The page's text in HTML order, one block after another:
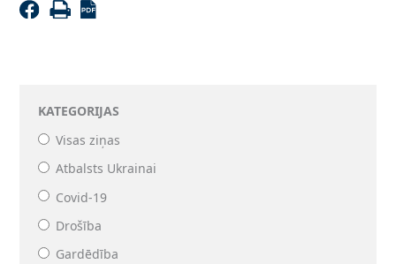
KATEGORIJAS
Visas ziņas
Atbalsts Ukrainai
Covid-19
Drošība
Gardēdība